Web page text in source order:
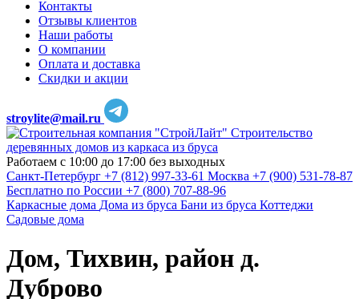
Контакты
Отзывы клиентов
Наши работы
О компании
Оплата и доставка
Скидки и акции
stroylite@mail.ru
Строительство
деревянных домов из каркаса из бруса
Работаем с 10:00 до 17:00 без выходных
Санкт-Петербург +7 (812) 997-33-61 Москва +7 (900) 531-78-87
Бесплатно по России +7 (800) 707-88-96
Каркасные дома Дома из бруса Бани из бруса Коттеджи
Садовые дома
Дом, Тихвин, район д.
Дуброво